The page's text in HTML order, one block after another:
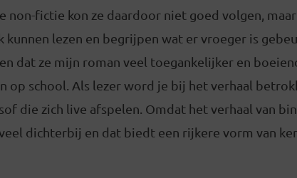
non-fictie kon ze daardoor niet goed volgen,
kunnen lezen en begrijpen wat er vroeger is
dat ze mijn roman veel toegankelijker en
op school. Als lezer word je bij het verhaal
die zich live afspelen. Omdat het verhaal van
dichterbij en dat biedt een rijkere vorm van